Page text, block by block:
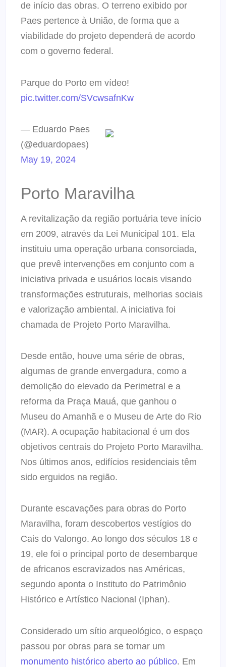
de início das obras. O terreno exibido por
Paes pertence à União, de forma que a
viabilidade do projeto dependerá de acordo
com o governo federal.
Parque do Porto em vídeo!
pic.twitter.com/SVcwsafnKw
— Eduardo Paes
(@eduardopaes)
May 19, 2024
Porto Maravilha
A revitalização da região portuária teve início
em 2009, através da Lei Municipal 101. Ela
instituiu uma operação urbana consorciada,
que prevê intervenções em conjunto com a
iniciativa privada e usuários locais visando
transformações estruturais, melhorias sociais
e valorização ambiental. A iniciativa foi
chamada de Projeto Porto Maravilha.
Desde então, houve uma série de obras,
algumas de grande envergadura, como a
demolição do elevado da Perimetral e a
reforma da Praça Mauá, que ganhou o
Museu do Amanhã e o Museu de Arte do Rio
(MAR). A ocupação habitacional é um dos
objetivos centrais do Projeto Porto Maravilha.
Nos últimos anos, edifícios residenciais têm
sido erguidos na região.
Durante escavações para obras do Porto
Maravilha, foram descobertos vestígios do
Cais do Valongo. Ao longo dos séculos 18 e
19, ele foi o principal porto de desembarque
de africanos escravizados nas Américas,
segundo aponta o Instituto do Patrimônio
Histórico e Artístico Nacional (Iphan).
Considerado um sítio arqueológico, o espaço
passou por obras para se tornar um
monumento histórico aberto ao público. Em